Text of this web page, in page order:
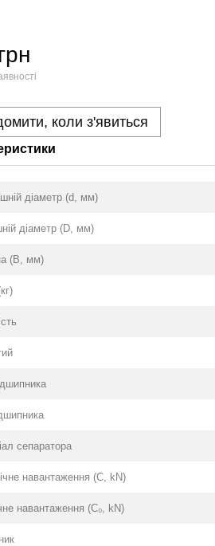
коли з'явиться
діаметр (d, мм)
діаметр (D, мм)
(B, мм)
сепаратора
навантаження (С, kN)
навантаження (С₀, kN)